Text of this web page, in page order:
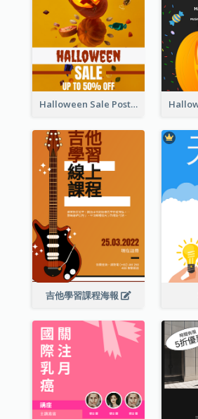
Halloween Sale Poster
吉他學習課程海報